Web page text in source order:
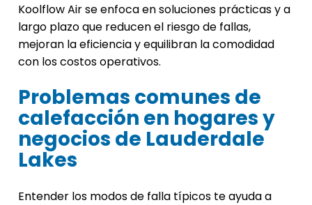
Koolflow Air se enfoca en soluciones prácticas y a
largo plazo que reducen el riesgo de fallas,
mejoran la eficiencia y equilibran la comodidad
con los costos operativos.
Problemas comunes de
calefacción en hogares y
negocios de Lauderdale
Lakes
Entender los modos de falla típicos te ayuda a